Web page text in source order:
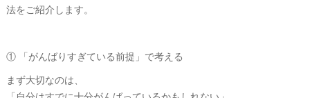
法をご紹介します。
① 「がんばりすぎている前提」で考える
まず大切なのは、